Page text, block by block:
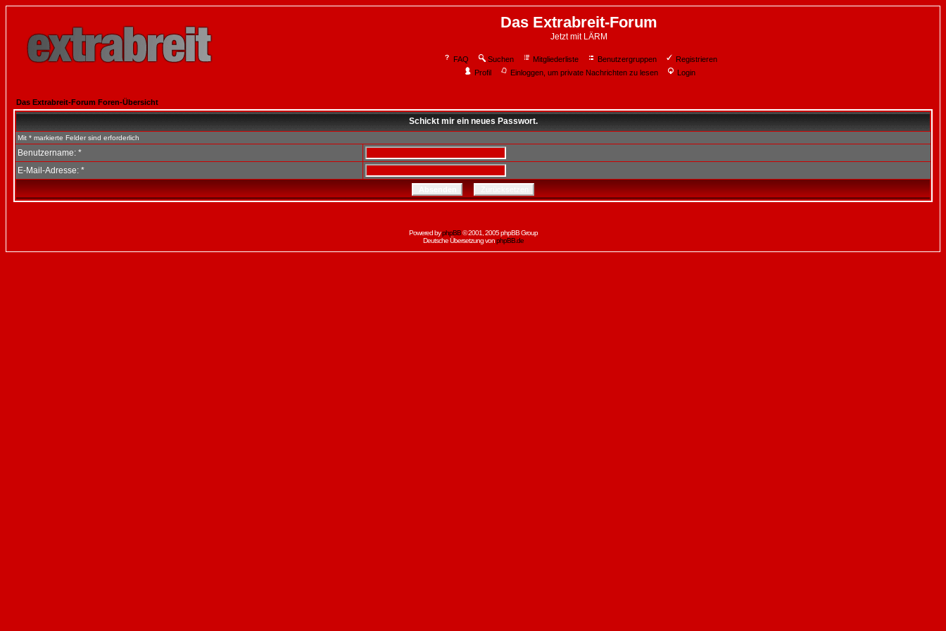
Das Extrabreit-Forum
Jetzt mit LÄRM
FAQ Suchen Mitgliederliste Benutzergruppen
Registrieren
Profil
Einloggen, um private Nachrichten zu lesen Login
Das Extrabreit-Forum Foren-Übersicht
Schickt mir ein neues Passwort.
Mit * markierte Felder sind erforderlich
Benutzername: *
E-Mail-Adresse: *
Powered byphpBB© 2001, 2005 phpBB Group
Deutsche Übersetzung vonphpBB.de